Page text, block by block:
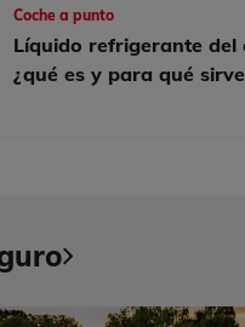
Coche a punto
Líquido refrigerante del
¿qué es y para qué